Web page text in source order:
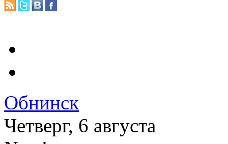
Обнинск
Четверг, 6 августа